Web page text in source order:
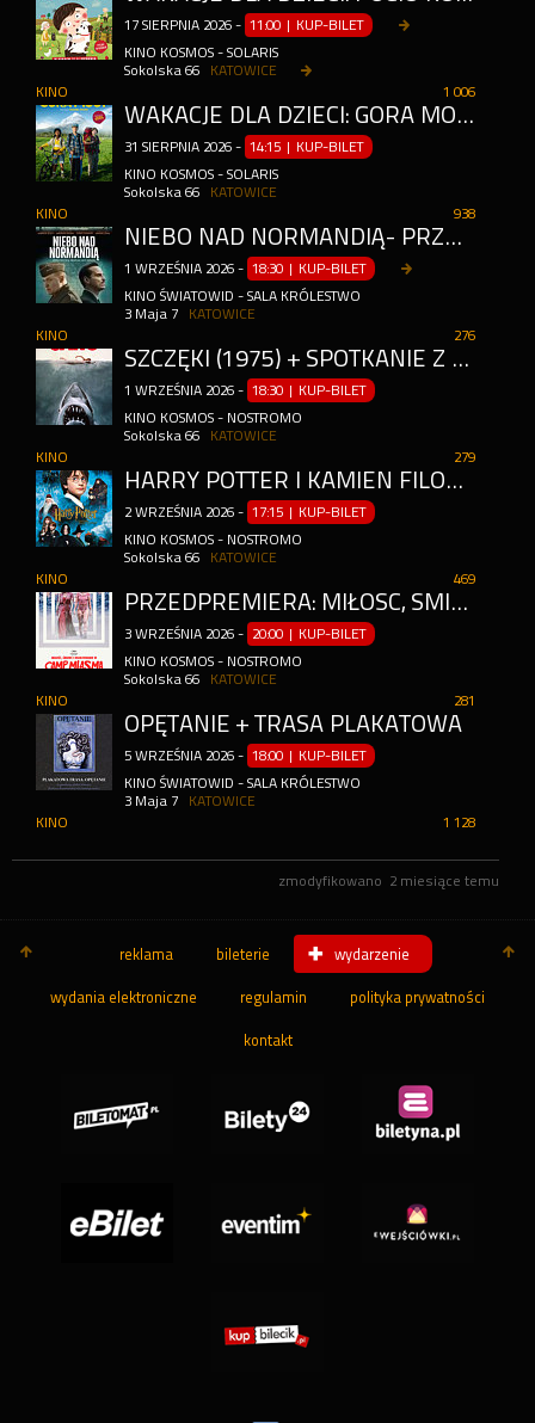
17 SIERPNIA 2026 - 11:00 | KUP-BILET
KINO KOSMOS - SOLARIS
Sokolska 66
KATOWICE
1 006
KINO
WAKACJE DLA DZIECI: GÓRA MOCY
31 SIERPNIA 2026 - 14:15 | KUP-BILET
KINO KOSMOS - SOLARIS
Sokolska 66
KATOWICE
938
KINO
NIEBO NAD NORMANDIĄ- PRZEDPREMIERA
1 WRZEŚNIA 2026 - 18:30 | KUP-BILET
KINO ŚWIATOWID - SALA KRÓLESTWO
3 Maja 7
KATOWICE
276
KINO
SZCZĘKI (1975) + SPOTKANIE Z KOŃ MOVIE
1 WRZEŚNIA 2026 - 18:30 | KUP-BILET
KINO KOSMOS - NOSTROMO
Sokolska 66
KATOWICE
279
KINO
HARRY POTTER I KAMIEŃ FILOZOFICZNY. 25\. ROCZNICA PREMIERY (DUBBING)
2 WRZEŚNIA 2026 - 17:15 | KUP-BILET
KINO KOSMOS - NOSTROMO
Sokolska 66
KATOWICE
469
KINO
PRZEDPREMIERA: MIŁOŚĆ, ŚMIERĆ I DOJRZEWANIE W CAMP MIASMA + PRELEKCJA
3 WRZEŚNIA 2026 - 20:00 | KUP-BILET
KINO KOSMOS - NOSTROMO
Sokolska 66
KATOWICE
281
KINO
OPĘTANIE + TRASA PLAKATOWA
5 WRZEŚNIA 2026 - 18:00 | KUP-BILET
KINO ŚWIATOWID - SALA KRÓLESTWO
3 Maja 7
KATOWICE
1 128
KINO
zmodyfikowano 2 miesiące temu
reklama bileterie wydarzenie
wydania elektroniczne regulamin polityka prywatności
kontakt